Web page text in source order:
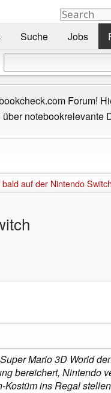
Suche Jobs
Forum!
notebookrelevante
auf der Nintendo Switch
Mario 3D World
bereichert, Nintendo
ins Regal